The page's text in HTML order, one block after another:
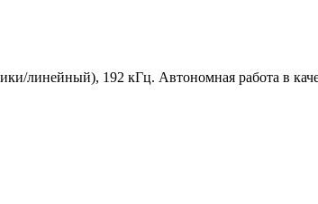
линейный), 192 кГц. Автономная работа в